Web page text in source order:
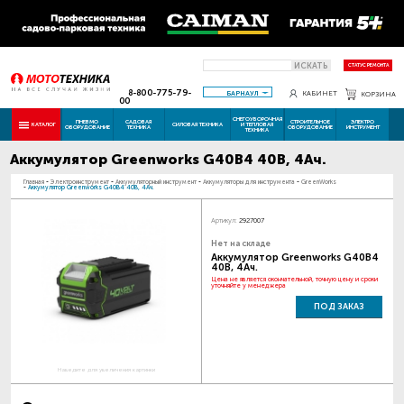
ИСКАТЬ СТАТУС РЕМОНТА
8-800-775-79-
00
БАРНАУЛ КАБИНЕТ КОРЗИНА
КАТАЛОГ ПНЕВМО
ОБОРУДОВАНИЕ
САДОВАЯ
ТЕХНИКА СИЛОВАЯ ТЕХНИКА
СНЕГОУБОРОЧНАЯ
И ТЕПЛОВАЯ
ТЕХНИКА
СТРОИТЕЛЬНОЕ
ОБОРУДОВАНИЕ
ЭЛЕКТРО
ИНСТРУМЕНТ
Аккумулятор Greenworks G40B4 40В, 4Ач.
Главная - Электроинструмент - Аккумуляторный инструмент - Аккумуляторы для инструмента - GreenWorks
- Аккумулятор Greenworks G40B4 40В, 4Ач.
Наведите для увеличения картинки
Артикул: 2927007
Нет на складе
Аккумулятор Greenworks G40B4
40В, 4Ач.
Цена не является окончательной, точную цену и сроки
уточняйте у менеджера
ПОД ЗАКАЗ